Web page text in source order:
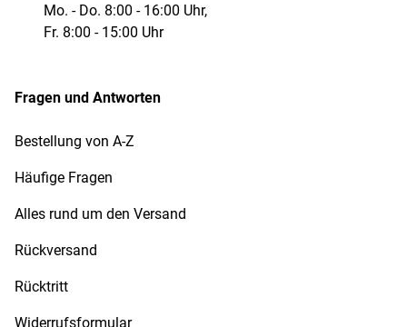
Mo. - Do. 8:00 - 16:00 Uhr,
Fr. 8:00 - 15:00 Uhr
Fragen und Antworten
Bestellung von A-Z
Häufige Fragen
Alles rund um den Versand
Rückversand
Rücktritt
Widerrufsformular